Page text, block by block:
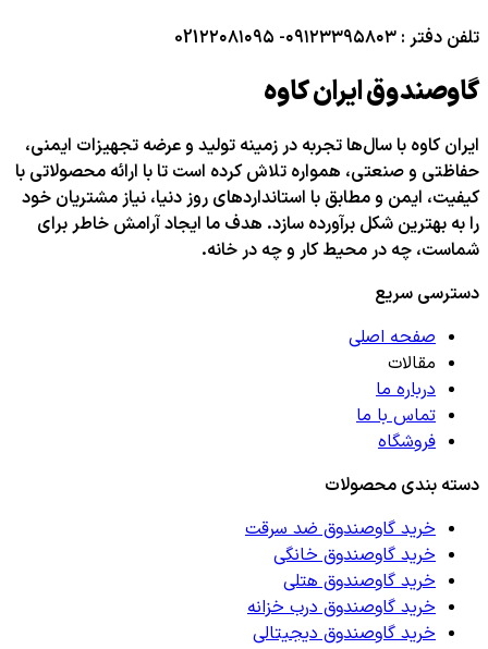
تلفن دفتر : ۰۹۱۲۳۳۹۵۸۰۳- 021۲۲۰۸۱۰۹۵
گاوصندوق ایران کاوه
ایران کاوه با سال‌ها تجربه در زمینه تولید و عرضه تجهیزات ایمنی،
حفاظتی و صنعتی، همواره تلاش کرده است تا با ارائه محصولاتی با
کیفیت، ایمن و مطابق با استانداردهای روز دنیا، نیاز مشتریان خود
را به بهترین شکل برآورده سازد. هدف ما ایجاد آرامش خاطر برای
شماست، چه در محیط کار و چه در خانه.
دسترسی سریع
صفحه اصلی
مقالات
درباره ما
تماس با ما
فروشگاه
دسته بندی محصولات
خرید گاوصندوق ضد سرقت
خرید گاوصندوق خانگی
خرید گاوصندوق هتلی
خرید گاوصندوق درب خزانه
خرید گاوصندوق دیجیتالی